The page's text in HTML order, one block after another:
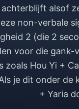
alsof
non-verbale
2 (die 2
voor die
zoals Hou Yi +
je dit onder de
+ Yaria